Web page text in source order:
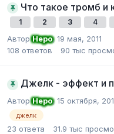
Что такое тромб и
1 2 3 4
АвторНеро,19 мая, 2011
108 ответов 90 тыс
Джелк - эффект и
АвторНеро,15 октября,
джелк
23 ответа 31.9 тыс